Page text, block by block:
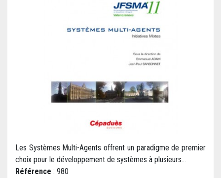
Les Systèmes Multi-Agents offrent un paradigme de premier
choix pour le développement de systèmes à plusieurs...
Référence : 980